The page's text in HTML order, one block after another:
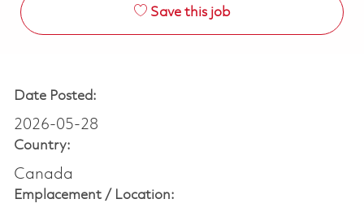
Save this job
Date Posted:
2026-05-28
Country:
Canada
Emplacement / Location: